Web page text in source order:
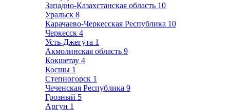
Западно-Казахстанская область 10
Уральск 8
Карачаево-Черкесская Республика 10
Черкесск 4
Усть-Джегута 1
Акмолинская область 9
Кокшетау 4
Косшы 1
Степногорск 1
Чеченская Республика 9
Грозный 5
Аргун 1